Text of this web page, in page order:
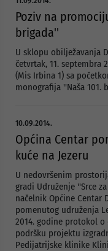
Poziv na
brigada''
U sklopu obilježavanja
četvrtak, 11. septembra
(Mis Irbina 1) sa
monografija ''Naša 101.
10.09.2014.
Općina Centar
kuće na Jezeru
U nedovršenim
gradi Udruženje ''Srce
načelnik Općine Centar
pomenutog udruženja
2014. godine protokol o
podršku projektu
Pedijatrijske klinike